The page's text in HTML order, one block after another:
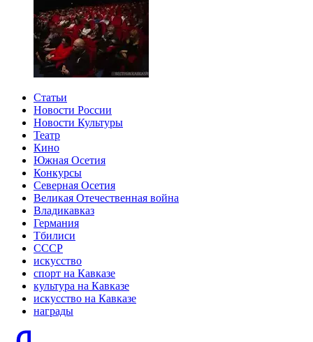
Статьи
Новости России
Новости Культуры
Театр
Кино
Южная Осетия
Конкурсы
Северная Осетия
Великая Отечественная война
Владикавказ
Германия
Тбилиси
СССР
искусство
спорт на Кавказе
культура на Кавказе
искусство на Кавказе
награды